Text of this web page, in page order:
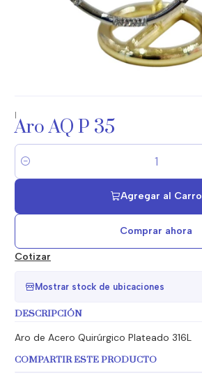
|
Aro AQ P 35
Cantidad
Agregar al Carro
Comprar ahora
Cotizar
Mostrar stock de ubicaciones
DESCRIPCIÓN
Aro de Acero Quirúrgico Plateado 316L
COMPARTIR ESTE PRODUCTO